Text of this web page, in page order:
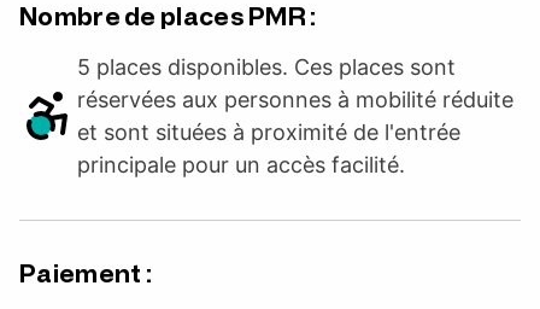
Nombre de places PMR :
5 places disponibles. Ces places sont
réservées aux personnes à mobilité réduite
et sont situées à proximité de l'entrée
principale pour un accès facilité.
Paiement :